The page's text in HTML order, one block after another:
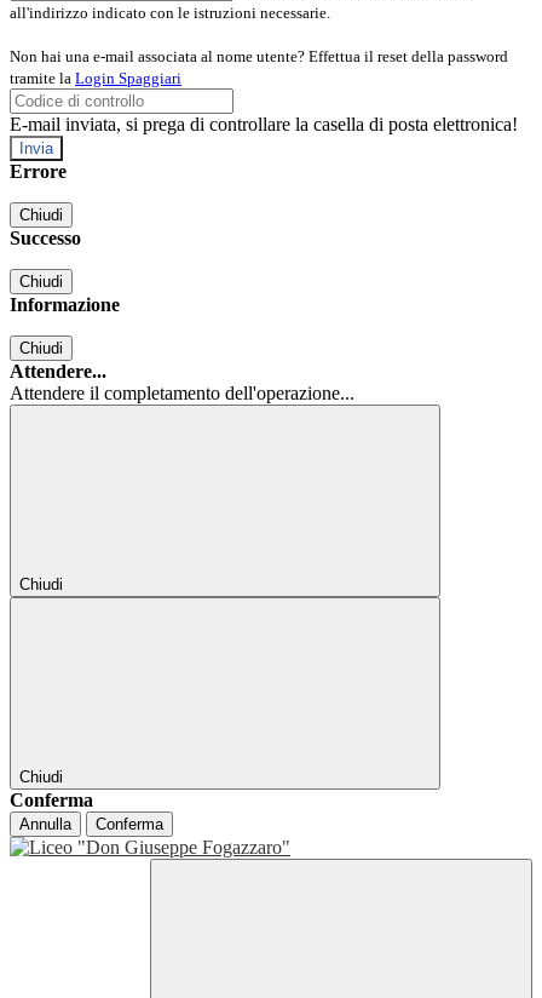
all'indirizzo indicato con le istruzioni necessarie.
Non hai una e-mail associata al nome utente? Effettua il reset della password
tramite la Login Spaggiari
E-mail inviata, si prega di controllare la casella di posta elettronica!
Errore
Chiudi
Successo
Chiudi
Informazione
Chiudi
Attendere...
Attendere il completamento dell'operazione...
Chiudi
Chiudi
Conferma
Annulla Conferma